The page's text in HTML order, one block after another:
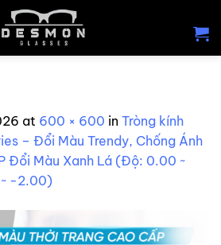
at 600 × 600 in Tròng kính
– Đổi Màu Trendy, Chống Ánh
Đổi Màu Xanh Lá (Độ: 0.00 ~
-2.00)